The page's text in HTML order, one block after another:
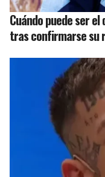
Cuándo puede ser
tras confirmarse su